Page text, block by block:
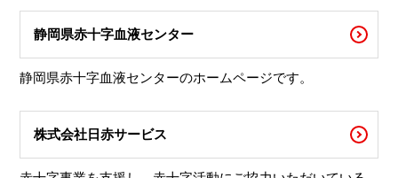
静岡県赤十字血液センター
静岡県赤十字血液センターのホームページです。
株式会社日赤サービス